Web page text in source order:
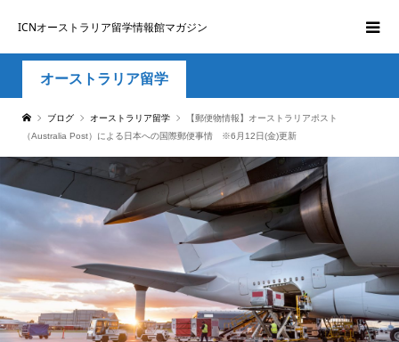
ICNオーストラリア留学情報館マガジン
オーストラリア留学
ブログ オーストラリア留学
【郵便物情報】オーストラリアポスト
（Australia Post）による日本への国際郵便事情 ※6月12日(金)更新